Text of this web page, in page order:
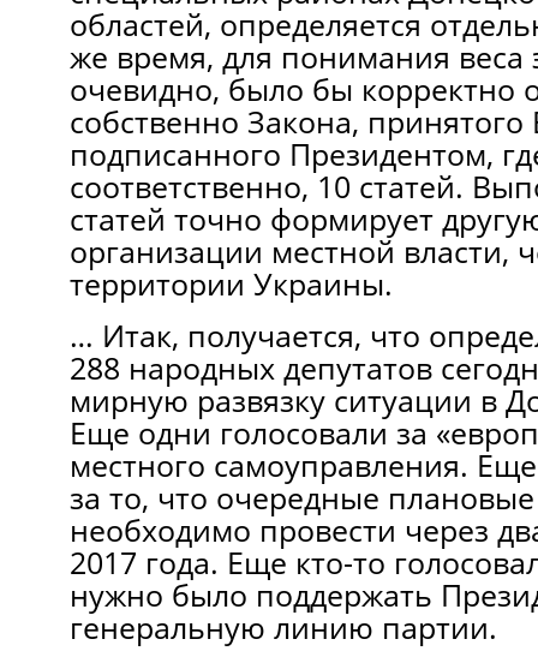
областей, определяется
же время, для понимания веса
очевидно, было бы корректно
собственно Закона, принятого
подписанного Президентом,
соответственно, 10 статей.
статей точно формирует
организации местной власти,
территории Украины.
… Итак, получается, что
288 народных депутатов
мирную развязку ситуации в
Еще одни голосовали за
местного самоуправления.
за то, что очередные
необходимо провести через
2017 года. Еще кто-то
нужно было поддержать
генеральную линию партии.